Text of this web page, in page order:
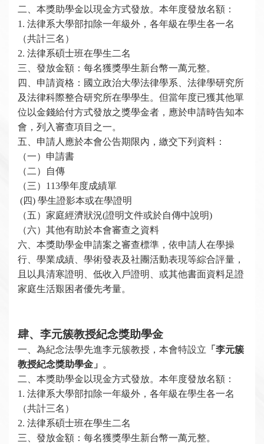
二、本獎助學金以現金方式發放。本年度發放名額：
1. 法律系大學部扣除一年級外，各年級在學生各一名
（共計三名）
2. 法律系碩士班在學生二名
三、發放金額：每名獲獎學生新台幣一萬元整。
四、申請資格：國立政治大學法律學系、法律學研究所
及法律科際整合研究所在學學生。但當年度已獲其他單
位以金錢給付方式發放之獎學金者，應於申請時告知本
會，列入審查項目之一。
五、申請人應於本會公告期限內，繳交下列資料：
（一）申請書
（二）自傳
（三）113學年度成績單
(四) 學生證影本或在學證明
（五）家庭經濟狀況(證明文件或於自傳中說明)
（六）其他有助於本會審查之資料
六、本獎助學金申請案之審查標準，依申請人在學操
行、學業成績、學術發表及社團活動表現等綜合評量，
且以具清寒證明、低收入戶證明、或其他書面資料足證
家庭生活艱困者優先考量。
肆、李元簇教授紀念獎助學金
一、 為紀念法學先進李元簇教授，本會特設立 「李元簇
教授紀念獎助學金」
。
二、本獎助學金以現金方式發放。本年度發放名額：
1. 法律系大學部扣除一年級外，各年級在學生各一名
（共計三名）
2. 法律系碩士班在學生二名
三、發放金額：每名獲獎學生新台幣一萬元整。